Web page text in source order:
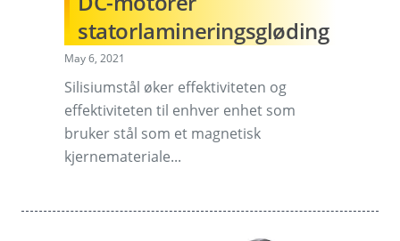
statorlamineringsgløding
May 6, 2021
Silisiumstål øker effektiviteten og
effektiviteten til enhver enhet som
bruker stål som et magnetisk
kjernemateriale...